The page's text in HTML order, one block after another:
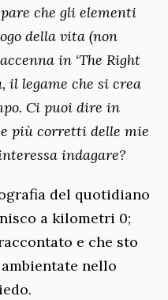
che gli elementi
della vita (non
in ‘The Right
il legame che si crea
Ci puoi dire in
più corretti delle mie
indagare?
del quotidiano
a kilometri 0;
e che sto
nello